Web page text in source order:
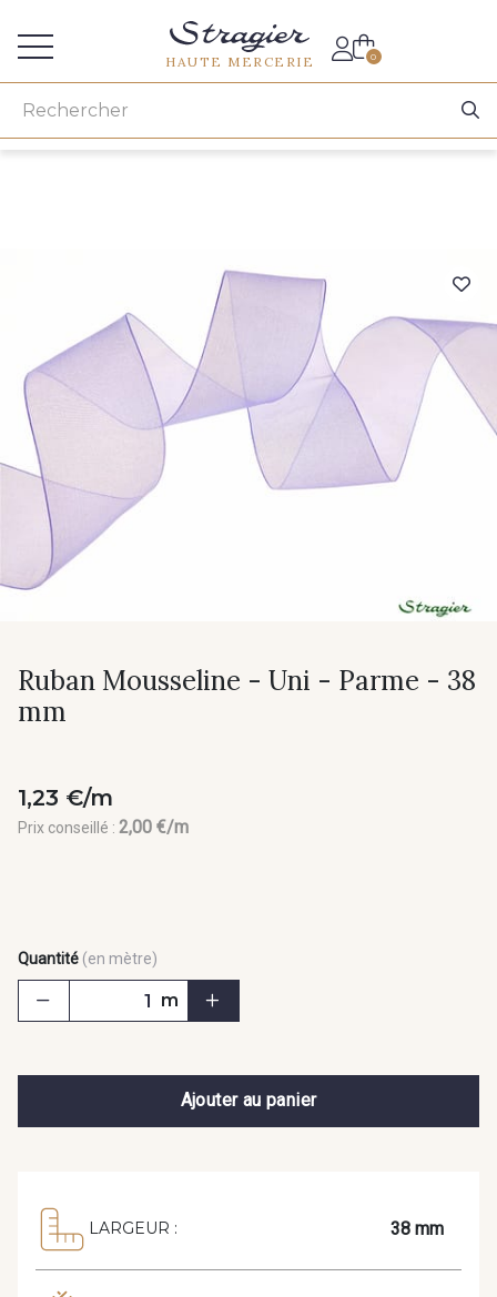
HAUTE MERCERIE 0
Ruban Mousseline - Uni - Parme - 38
mm
1,23 €/m
Prix conseillé : 2,00 €/m
Quantité (en mètre)
m
Ajouter au panier
LARGEUR : 38 mm